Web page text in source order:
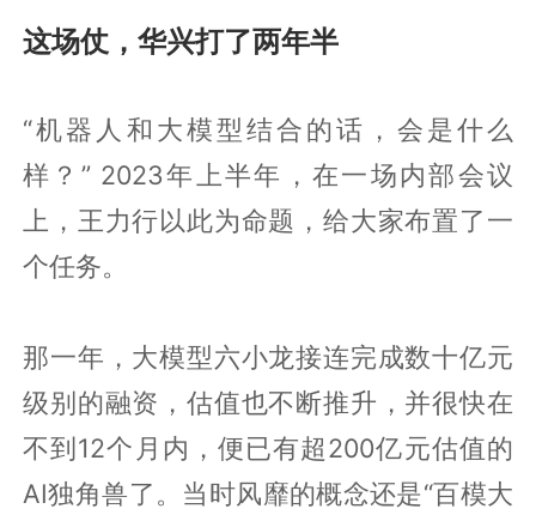
这场仗，华兴打了两年半
“机器人和大模型结合的话，会是什么
样？” 2023年上半年，在一场内部会议
上，王力行以此为命题，给大家布置了一
个任务。
那一年，大模型六小龙接连完成数十亿元
级别的融资，估值也不断推升，并很快在
不到12个月内，便已有超200亿元估值的
AI独角兽了。当时风靡的概念还是“百模大